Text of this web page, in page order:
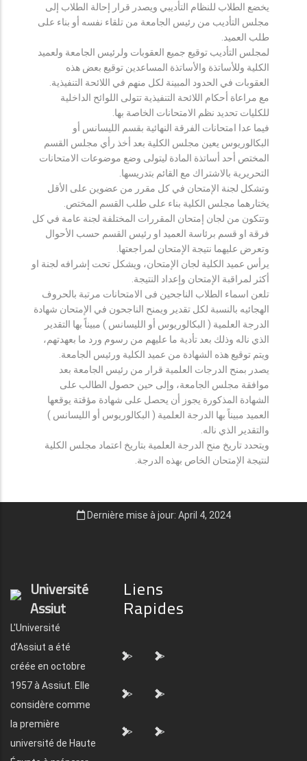
يخضع الطلاب للنظام التأديبي ويصدر قرار إحالة الطلاب إلى
مجلس التأديب من رئيس الجامعة من تلقاء نفسه أو بناء على
طلب العميد.
لمجلس التأديب توقيع جميع العقوبات ولرئيس الجامعة ولعميد
الكلية وللأساتذة والأساتذة المساعدين توقيع بعض هذه
العقوبات في الحدود المبينة لكل منهم في اللائحة التنفيذية.
مع مراعاة أحكام اللائحة التنفيذية تتولى اللوائح الداخلية
للكليات تحديد نظم الامتحانات الخاصة بها.
فيما عدا امتحانات الفرقة النهائية بقسم الليسانس أو
البكالوريوس يعين مجلس الكلية بعد أخذ رأي مجلس القسم
المختص أحد أساتذة المادة ليتولى وضع موضوعات الامتحانات
التحريرية بالاشتراك مع القائم بتدريسها.
وتشكل لجنة الإمتحان في كل مقرر من عضوين على الأقل
يختارهما مجلس الكلية بناء على طلب القسم المختص.
وتتكون من لجان إمتحان المقررات المختلفة لجنة عامة في كل
فرقة او قسم برئاسة العميد او رئيس القسم حسب الأحوال
وتعرض عليهما نتيجة الإمتحان لمراجعتها.
يرأس عميد الكلية لجان الإمتحان، ويشكل تحت إشرافه لجنة او
أكثر لمراقبة الإمتحان وإعداد النتيجة.
تلعن اسماء الطلاب الناجحين فى الامتحانات مرتبة بالحروف
الهجائيه بالنسبة لكل تقدير ويمنح الناجحون في الإمتحان شهادة
الدرجة العلمية ( البكالوريوس أو الليسانس ) مبيناً بها التقدير
الذي ناله وذلك بعد تأدية ما عليهم من رسوم ورد ما بعهدتهم،
ويتم توقيع هذه الشهادة من عميد الكلية ورئيس الجامعة.
يصدر بمنح الدرجات العلمية قرار من رئيس الجامعة بعد
موافقة مجلس الجامعة، وإلى حين حصول الطالب على
الشهادة المذكورة يجوز أن يحصل على شهادة مؤقتة يوقعها
العميد مبيناً بها الدرجة العلمية ( البكالوريوس أو الليسانس )
والتقدير الذي ناله.
ويتحدد تاريخ منح الدرجة العلمية بتاريخ اعتماد مجلس الكلية
لنتيجة الإمتحان الخاص بهذه الدرجة.
Dernière mise à jour: April 4, 2024
Université
Assiut
L'Université
d'Assiut a été
créée en octobre
1957 à Assiut. Elle
considère comme
la première
université de Haute
Liens
Rapides
"> ">
"> ">
"> ">